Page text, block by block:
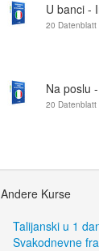
U banci -
20 Datenblatt
Na poslu
20 Datenblatt
Andere Kurse
Talijanski u 1
Svakodnevne